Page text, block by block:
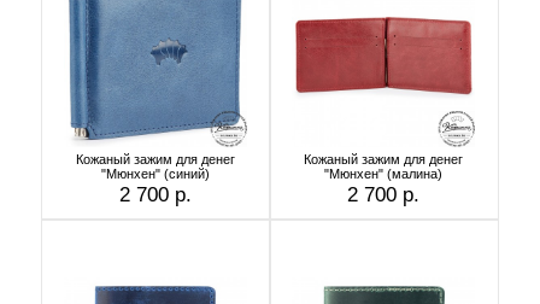
Кожаный зажим для денег
"Мюнхен" (синий)
2 700 р.
Кожаный зажим для денег
"Мюнхен" (малина)
2 700 р.